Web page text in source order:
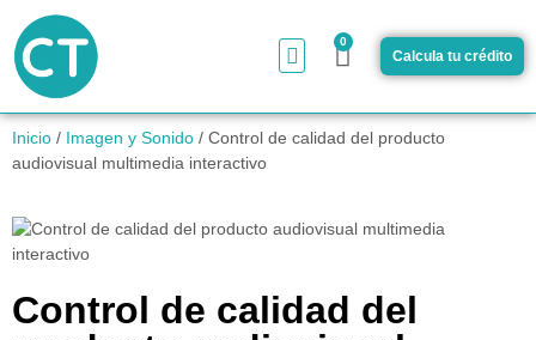
0
Calcula tu crédito
Inicio / Imagen y Sonido / Control de calidad del producto
audiovisual multimedia interactivo
Control de calidad del